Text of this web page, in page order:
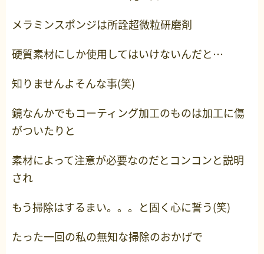
メラミンスポンジは所詮超微粒研磨剤
硬質素材にしか使用してはいけないんだと…
知りませんよそんな事(笑)
鏡なんかでもコーティング加工のものは加工に傷
がついたりと
素材によって注意が必要なのだとコンコンと説明
され
もう掃除はするまい。。。と固く心に誓う(笑)
たった一回の私の無知な掃除のおかげで